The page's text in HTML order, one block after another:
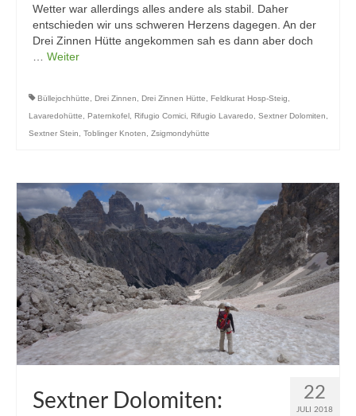
Wetter war allerdings alles andere als stabil. Daher
entschieden wir uns schweren Herzens dagegen. An der
Drei Zinnen Hütte angekommen sah es dann aber doch
Weiter
Büllejochhütte Drei Zinnen Drei Zinnen Hütte Feldkurat Hosp-Steig
Lavaredohütte
Paternkofel Rifugio Comici Rifugio Lavaredo Sextner Dolomiten
Sextner Stein
Toblinger Knoten Zsigmondyhütte
22
JULI 2018
Sextner Dolomiten: